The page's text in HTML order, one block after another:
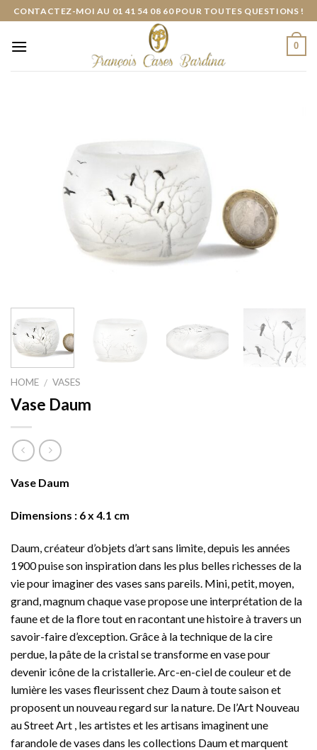
Skip
content
CONTACTEZ-MOI AU 01 41 54 08 60 POUR TOUTES QUESTIONS !
0
HOME / VASES
Vase Daum
Vase Daum
Dimensions : 6 x 4.1 cm
Daum, créateur d’objets d’art sans limite, depuis les années
1900 puise son inspiration dans les plus belles richesses de la
vie pour imaginer des vases sans pareils. Mini, petit, moyen,
grand, magnum chaque vase propose une interprétation de la
faune et de la flore tout en racontant une histoire à travers un
savoir-faire d’exception. Grâce à la technique de la cire
perdue, la pâte de la cristal se transforme en vase pour
devenir icône de la cristallerie. Arc-en-ciel de couleur et de
lumière les vases fleurissent chez Daum à toute saison et
proposent un nouveau regard sur la nature. De l’Art Nouveau
au Street Art , les artistes et les artisans imaginent une
farandole de vases dans les collections Daum et marquent